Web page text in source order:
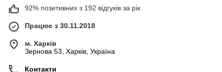
92% позитивних з 192 відгуків за рік
Працює з 30.11.2018
м. Харків
Зернова 53, Харків, Україна
Контакти